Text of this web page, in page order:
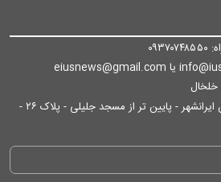
خلخال
آدرس: تهران/ انتهای خیابان ایرانشهر - پایین تر از مسجد جلیلی - پلاک ۲۶ -